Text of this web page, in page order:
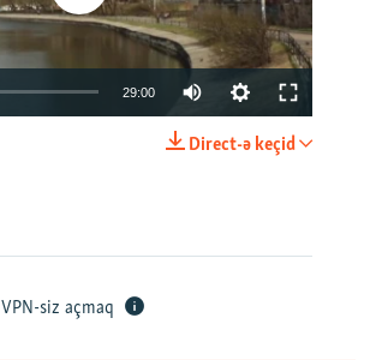
29:00
Direct-ə keçid
VPN-siz açmaq